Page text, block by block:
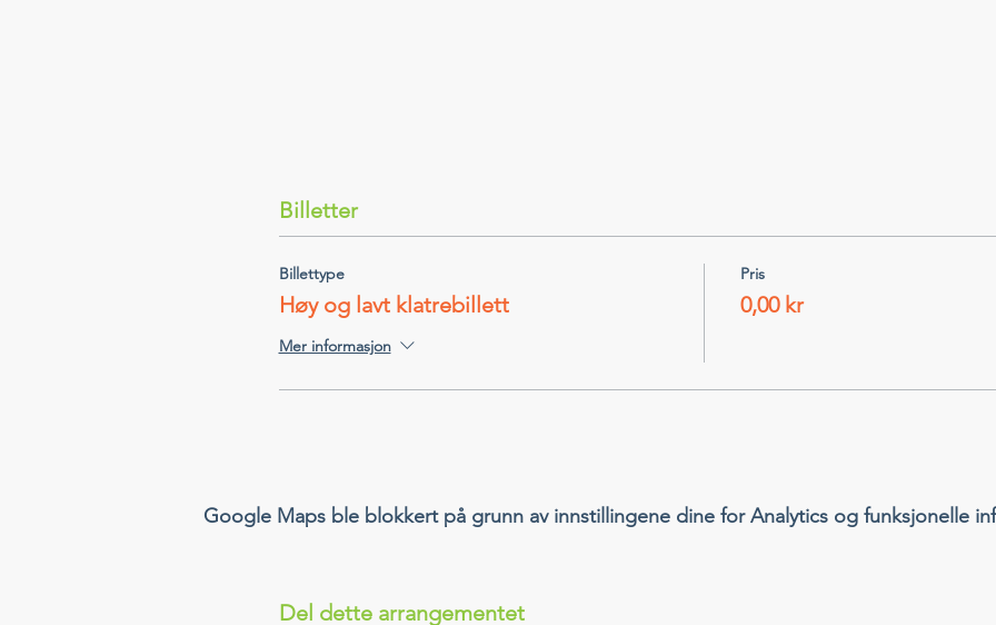
Billetter
Billettype
Høy og lavt klatrebillett
Mer informasjon
Pris
0,00 kr
Google Maps ble blokkert på grunn av innstillingene dine for Analytics og funksjonelle
Del dette arrangementet